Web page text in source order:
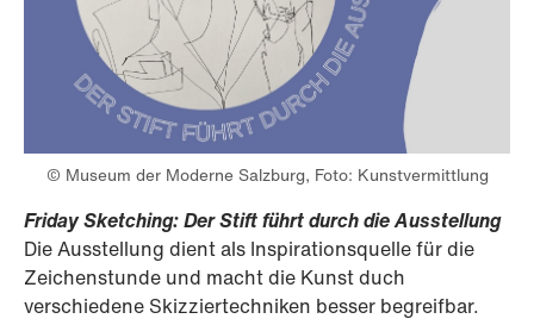
© Museum der Moderne Salzburg, Foto: Kunstvermittlung
Friday Sketching: Der Stift führt durch die Ausstellung
Die Ausstellung dient als Inspirationsquelle für die
Zeichenstunde und macht die Kunst duch
verschiedene Skizziertechniken besser begreifbar.